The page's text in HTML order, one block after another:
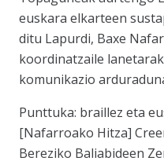
euskara elkarteen
ditu Lapurdi, Baxe
koordinatzaile
komunikazio
Punttuka: braillez eta
[Nafarroako Hitza]
Bereziko Baliabideen